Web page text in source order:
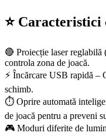
⭐ Caracteristici
🔴 Proiecție laser reglabilă
controla zona de joacă.
⚡ Încărcare USB rapidă –
schimb.
⏱ Oprire automată
de joacă pentru a preveni
🎮 Moduri diferite de